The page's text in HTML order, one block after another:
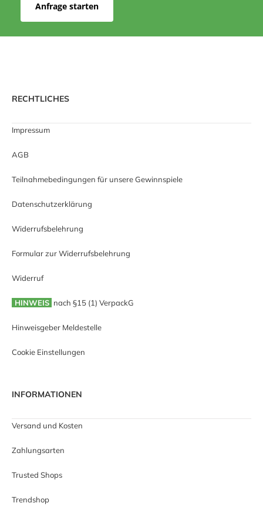
Anfrage starten
RECHTLICHES
Impressum
AGB
Teilnahmebedingungen für unsere Gewinnspiele
Datenschutzerklärung
Widerrufsbelehrung
Formular zur Widerrufsbelehrung
Widerruf
HINWEIS nach §15 (1) VerpackG
Hinweisgeber Meldestelle
Cookie Einstellungen
INFORMATIONEN
Versand und Kosten
Zahlungsarten
Trusted Shops
Trendshop